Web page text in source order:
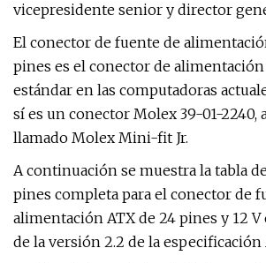
vicepresidente senior y director
El conector de fuente de
pines es el conector de alimentación
estándar en las computadoras
sí es un conector Molex 39-01-2240,
llamado Molex Mini-fit Jr.
A continuación se muestra la tabla
pines completa para el conector de
alimentación ATX de 24 pines y 12
de la versión 2.2 de la especificación